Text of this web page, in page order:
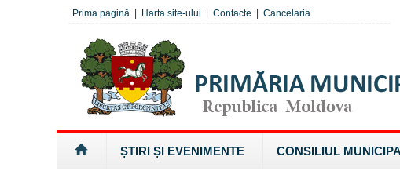
Prima pagină Harta site-ului Contacte Cancelaria
ȘTIRI ȘI EVENIMENTE CONSILIUL